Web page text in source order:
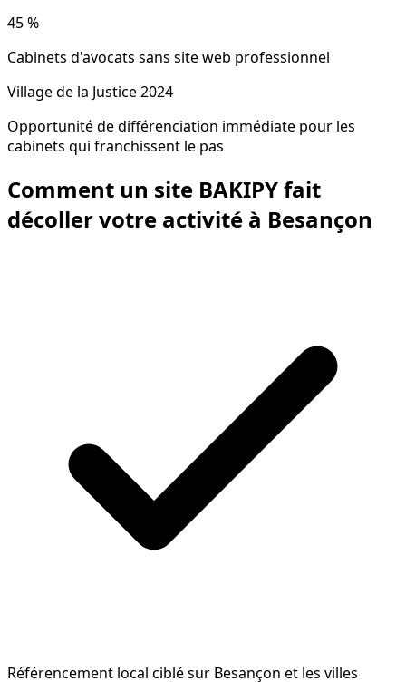
45%
Cabinets d'avocats sans site web professionnel
Village de la Justice 2024
Opportunité de différenciation immédiate pour les
cabinets qui franchissent le pas
Comment un site BAKIPY fait
décoller votre activité à Besançon
Référencement local ciblé sur Besançon et les villes